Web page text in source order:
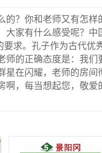
的？你和老师又有怎
大家有什么感受呢？
要求。孔子作为古代
师的正确态度是：我
星在闪耀，老师的房
啊，每当想起您，敬